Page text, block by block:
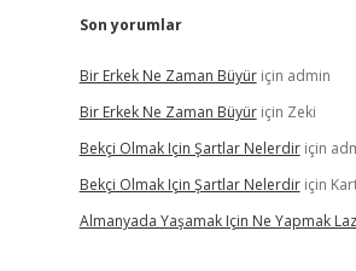
Son yorumlar
Bir Erkek Ne Zaman Büyüriçin admin
Bir Erkek Ne Zaman Büyüriçin Zeki
Bekçi Olmak Için Şartlar Nelerdiriçin
Bekçi Olmak Için Şartlar Nelerdiriçin
Almanyada Yaşamak Için Ne Yapmak